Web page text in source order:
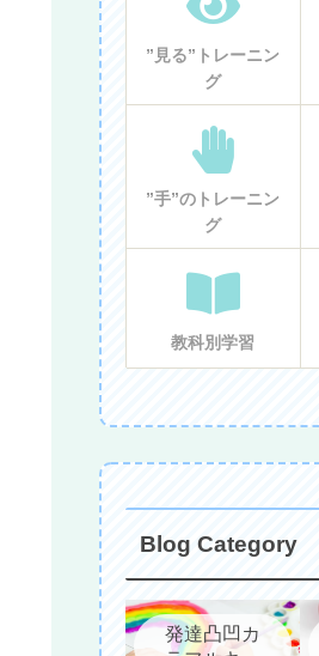
”見る”トレーニン
グ
”手”のトレーニン
グ
教科別学習
Blog Category
発達凸凹カ